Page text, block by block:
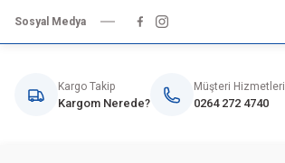
Sosyal Medya
Kargo Takip
Kargom Nerede?
Müşteri Hizmetleri
0264 272 4740